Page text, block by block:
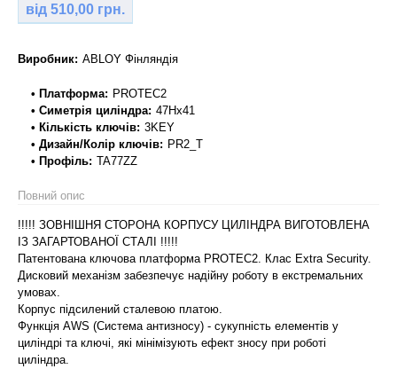
від 510,00 грн.
Виробник: ABLOY Фінляндія
• Платформа: PROTEC2
• Симетрія циліндра: 47Hx41
• Кількість ключів: 3KEY
• Дизайн/Колір ключів: PR2_T
• Профіль: TA77ZZ
Повний опис
!!!!! ЗОВНІШНЯ СТОРОНА КОРПУСУ ЦИЛІНДРА ВИГОТОВЛЕНА
ІЗ ЗАГАРТОВАНОЇ СТАЛІ !!!!!
Патентована ключова платформа PROTEC2. Клас Extra Security.
Дисковий механізм забезпечує надійну роботу в екстремальних
умовах.
Корпус підсилений сталевою платою.
Функція AWS (Система антизносу) - сукупність елементів у
циліндрі та ключі, які мінімізують ефект зносу при роботі
циліндра.